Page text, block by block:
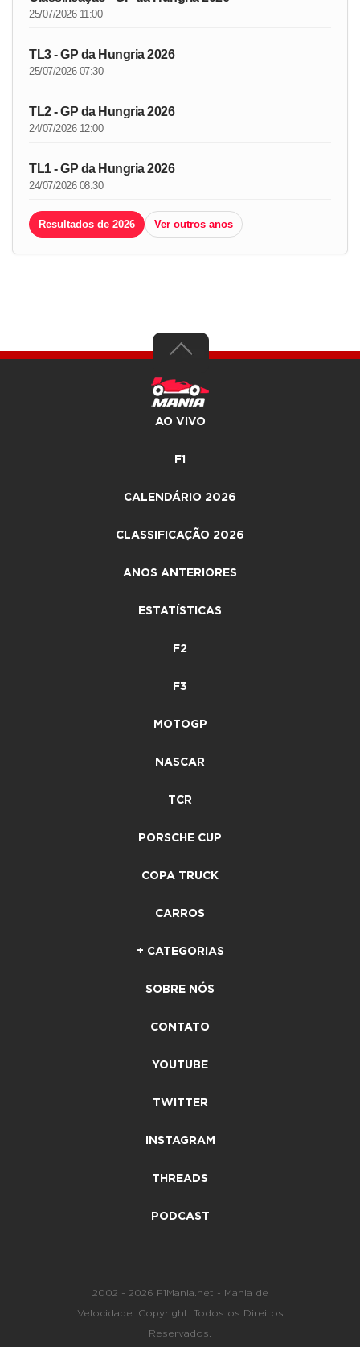
25/07/2026 11:00
TL3 - GP da Hungria 2026
25/07/2026 07:30
TL2 - GP da Hungria 2026
24/07/2026 12:00
TL1 - GP da Hungria 2026
24/07/2026 08:30
Resultados de 2026 Ver outros anos
AO VIVO
F1
CALENDÁRIO 2026
CLASSIFICAÇÃO 2026
ANOS ANTERIORES
ESTATÍSTICAS
F2
F3
MOTOGP
NASCAR
TCR
PORSCHE CUP
COPA TRUCK
CARROS
+ CATEGORIAS
SOBRE NÓS
CONTATO
YOUTUBE
TWITTER
INSTAGRAM
THREADS
PODCAST
2002 - 2026 F1Mania.net - Mania de
Velocidade. Copyright. Todos os Direitos
Reservados.